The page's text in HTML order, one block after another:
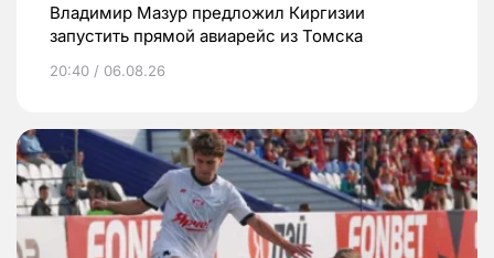
Владимир Мазур предложил Киргизии
запустить прямой авиарейс из Томска
20:40 / 06.08.26